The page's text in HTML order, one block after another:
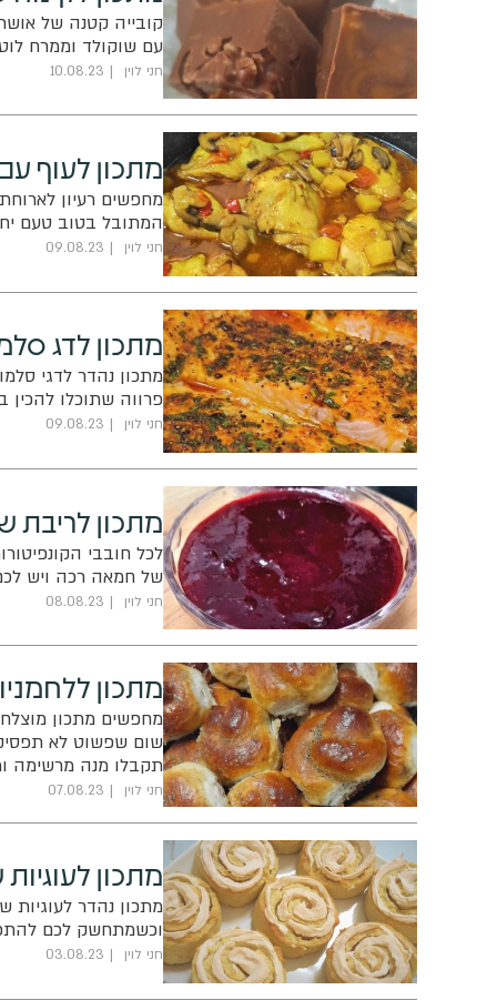
קובייה קטנה של
עם שוקולד וממרח
חני לוין 10.08.23
מתכון לעוף
מחפשים רעיון
המתובל בטוב טעם
חני לוין 09.08.23
מתכון לדג
מתכון נהדר לדגי
פרווה שתוכלו להכין ב20 דקות ויש לכם ארוחה טעימה
חני לוין 09.08.23
מתכון לריבת
לכל חובבי
של חמאה רכה ויש
חני לוין 08.08.23
מתכון
מחפשים מתכון מוצלח
שום שפשוט לא
תקבלו מנה מרשימה
חני לוין 07.08.23
מתכון
מתכון נהדר לעוגיות
וכשמתחשק לכם
חני לוין 03.08.23